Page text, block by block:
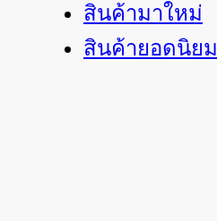
สินค้ามาใหม่
สินค้ายอดนิยม